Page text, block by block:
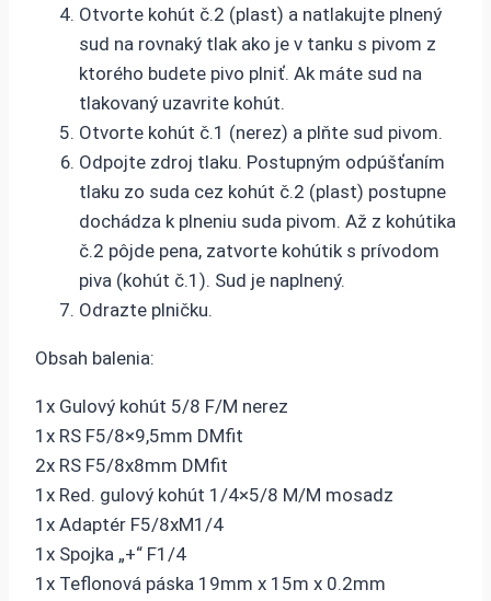
Otvorte kohút č.2 (plast) a natlakujte plnený
sud na rovnaký tlak ako je v tanku s pivom z
ktorého budete pivo plniť. Ak máte sud na
tlakovaný uzavrite kohút.
Otvorte kohút č.1 (nerez) a plňte sud pivom.
Odpojte zdroj tlaku. Postupným odpúšťaním
tlaku zo suda cez kohút č.2 (plast) postupne
dochádza k plneniu suda pivom. Až z kohútika
č.2 pôjde pena, zatvorte kohútik s prívodom
piva (kohút č.1). Sud je naplnený.
Odrazte plničku.
Obsah balenia:
1x Gulový kohút 5/8 F/M nerez
1x RS F5/8×9,5mm DMfit
2x RS F5/8x8mm DMfit
1x Red. gulový kohút 1/4×5/8 M/M mosadz
1x Adaptér F5/8xM1/4
1x Spojka „+“ F1/4
1x Teflonová páska 19mm x 15m x 0.2mm